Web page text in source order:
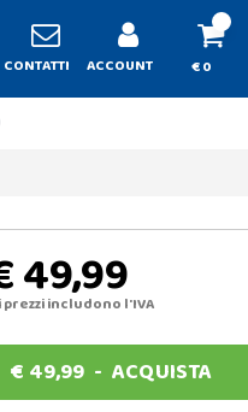
CONTATTI ACCOUNT € 0
49,99
prezzi includono l'IVA
€ 49,99 -ACQUISTA